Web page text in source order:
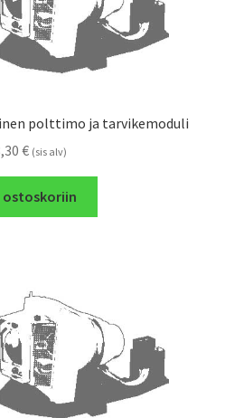
polttimo ja tarvikemoduli
€ (sis alv)
ostoskoriin